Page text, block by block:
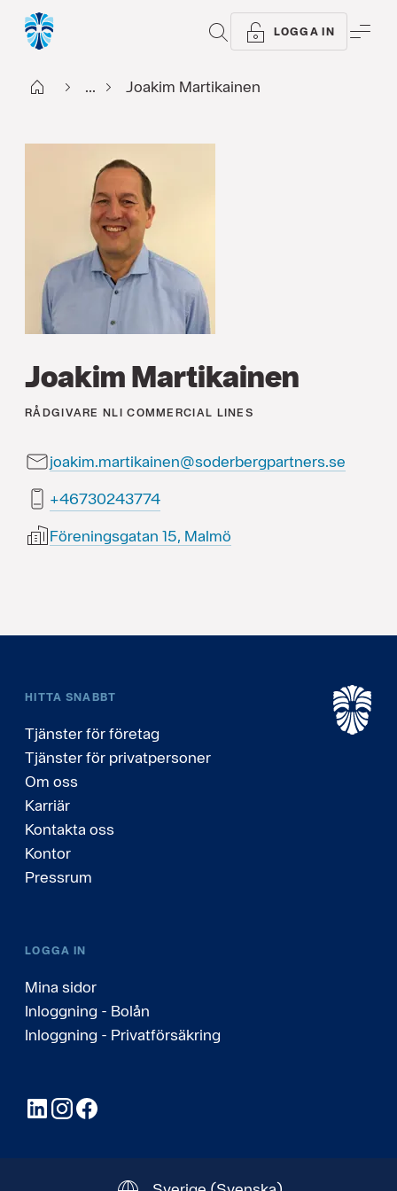
SÖK LOGGA IN
Start ... Joakim Martikainen
Joakim Martikainen
RÅDGIVARE NLI COMMERCIAL LINES
joakim.martikainen@soderbergpartners.se
47734203764+
Föreningsgatan 15, Malmö
HITTA SNABBT
Tjänster för företag
Tjänster för privatpersoner
Om oss
Karriär
Kontakta oss
Kontor
Pressrum
LOGGA IN
Mina sidor
Inloggning - Bolån
Inloggning - Privatförsäkring
LinkedInInstagram